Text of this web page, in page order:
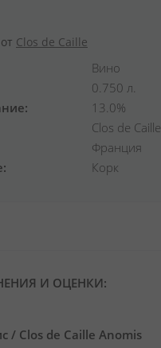
Clos de Caille
Вино
0.750 л.
13.0%
Clos de Caille
Франция
Корк
И ОЦЕНКИ:
/ Clos de Caille Anomis